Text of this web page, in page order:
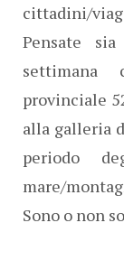
cittadini/
Pensate
settimana
provinciale
alla galleria
periodo
mare/
Sono o non